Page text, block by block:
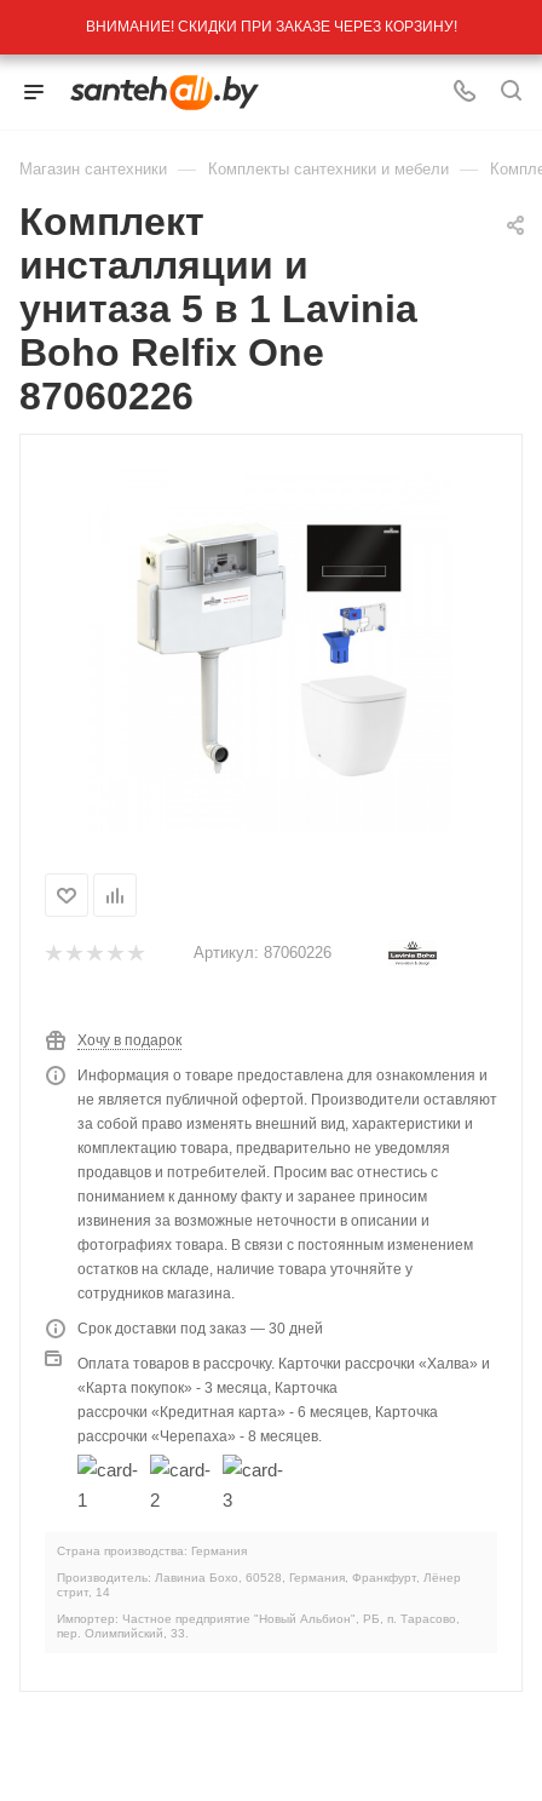
ВНИМАНИЕ! СКИДКИ ПРИ ЗАКАЗЕ ЧЕРЕЗ КОРЗИНУ!
Магазин сантехники — Комплекты сантехники и мебели —
Комплект
инсталляции и
унитаза 5 в 1 Lavinia
Boho Relfix One
87060226
Артикул: 87060226
Хочу в подарок
Информация о товаре предоставлена для ознакомления и
не является публичной офертой. Производители оставляют
за собой право изменять внешний вид, характеристики и
комплектацию товара, предварительно не уведомляя
продавцов и потребителей. Просим вас отнестись с
пониманием к данному факту и заранее приносим
извинения за возможные неточности в описании и
фотографиях товара. В связи с постоянным изменением
остатков на складе, наличие товара уточняйте у
сотрудников магазина.
Срок доставки под заказ — 30 дней
Оплата товаров в рассрочку. Карточки рассрочки «Халва» и
«Карта покупок» - 3 месяца, Карточка
рассрочки «Кредитная карта» - 6 месяцев, Карточка
рассрочки «Черепаха» - 8 месяцев.
Страна производства: Германия
Производитель: Лавиниа Бохо, 60528, Германия, Франкфурт, Лёнер
стрит, 14
Импортер: Частное предприятие "Новый Альбион", РБ, п. Тарасово,
пер. Олимпийский, 33.